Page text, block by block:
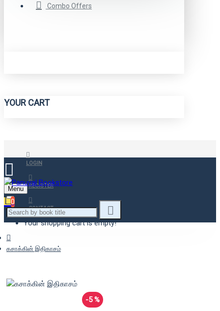
Combo Offers
YOUR CART
LOGIN
REGISTER
CONTACT
Menu
0
Your shopping cart is empty!
கசாக்கின் இதிகாசம்
-5 %